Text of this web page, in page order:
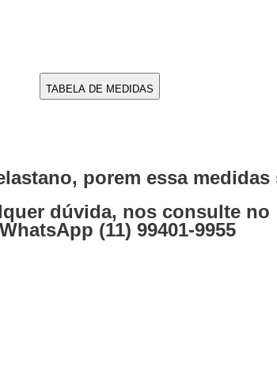
TABELA DE MEDIDAS
porem essa
dúvida, nos consulte no
WhatsApp (11) 99401-9955